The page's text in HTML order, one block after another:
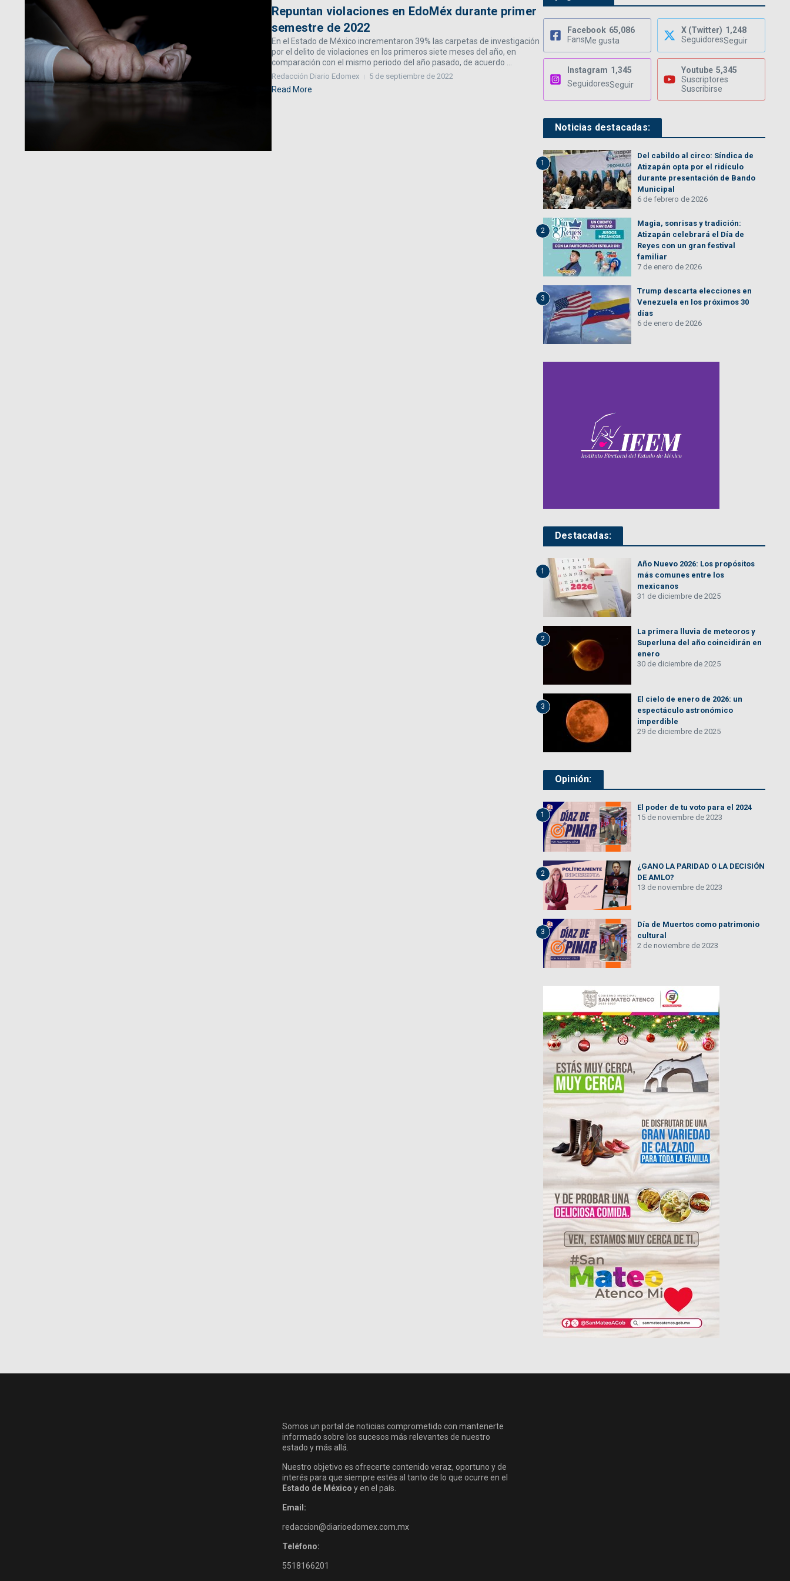
Repuntan violaciones en EdoMéx durante primer
semestre de 2022
En el Estado de México incrementaron 39% las carpetas de investigación
por el delito de violaciones en los primeros siete meses del año, en
comparación con el mismo periodo del año pasado, de acuerdo ...
Redacción Diario Edomex 5 de septiembre de 2022
Read More
Facebook 65,086
FansMe gusta
X (Twitter) 1,248
SeguidoresSeguir
Instagram 1,345
SeguidoresSeguir
Youtube 5,345
Suscriptores
Suscribirse
Noticias destacadas:
1
Del cabildo al circo: Síndica de
Atizapán opta por el ridículo
durante presentación de Bando
Municipal
6 de febrero de 2026
2
Magia, sonrisas y tradición:
Atizapán celebrará el Día de
Reyes con un gran festival
familiar
7 de enero de 2026
3
Trump descarta elecciones en
Venezuela en los próximos 30
días
6 de enero de 2026
Destacadas:
1
Año Nuevo 2026: Los propósitos
más comunes entre los
mexicanos
31 de diciembre de 2025
2
La primera lluvia de meteoros y
Superluna del año coincidirán en
enero
30 de diciembre de 2025
3
El cielo de enero de 2026: un
espectáculo astronómico
imperdible
29 de diciembre de 2025
Opinión:
1
El poder de tu voto para el 2024
15 de noviembre de 2023
2
¿GANO LA PARIDAD O LA DECISIÓN
DE AMLO?
13 de noviembre de 2023
3
Día de Muertos como patrimonio
cultural
2 de noviembre de 2023
Somos un portal de noticias comprometido con mantenerte
informado sobre los sucesos más relevantes de nuestro
estado y más allá.
Nuestro objetivo es ofrecerte contenido veraz, oportuno y de
interés para que siempre estés al tanto de lo que ocurre en el
Estado de México y en el país.
Email:
redaccion@diarioedomex.com.mx
Teléfono:
5518166201